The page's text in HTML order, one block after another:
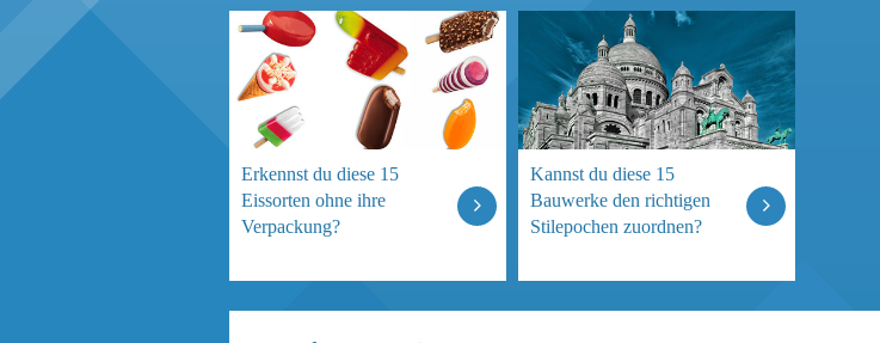
Erkennst du diese 15
Eissorten ohne ihre
Verpackung?
Kannst du diese 15
Bauwerke den richtigen
Stilepochen zuordnen?